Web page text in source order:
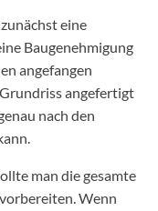
eine
Baugenehmigung
angefangen
angefertigt
nach den
man die gesamte
Wenn